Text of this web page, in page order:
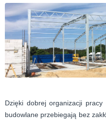
Dzięki dobrej organizacji
budowlane przebiegają bez